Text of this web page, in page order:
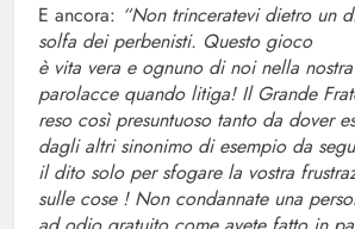
E ancora: “Non trinceratevi dietro un
solfa dei perbenisti. Questo gioco
è vita vera e ognuno di noi nella
parolacce quando litiga! Il Grande
reso così presuntuoso tanto da dover
dagli altri sinonimo di esempio da
il dito solo per sfogare la vostra
sulle cose ! Non condannate una